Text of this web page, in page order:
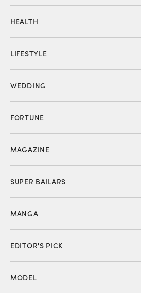
HEALTH
LIFESTYLE
WEDDING
FORTUNE
MAGAZINE
SUPER BAILARS
MANGA
EDITOR'S PICK
MODEL